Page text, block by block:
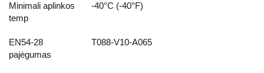
Minimali aplinkos
temp
-40°C (-40°F)
EN54-28
pajėgumas
T088-V10-A065